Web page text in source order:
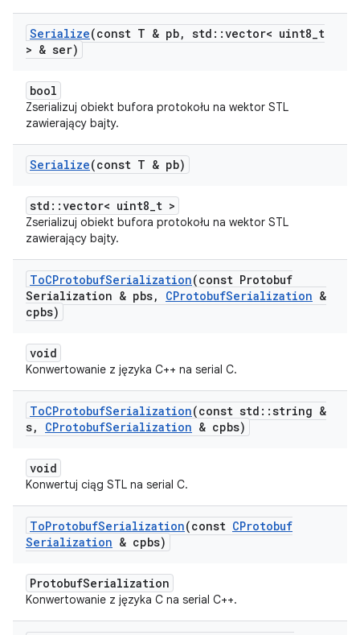
Serialize(const T & pb, std ::vector< uint8_t
> & ser)
bool
Zserializuj obiekt bufora protokołu na wektor STL
zawierający bajty.
Serialize(const T & pb)
std::vector< uint8_t >
Zserializuj obiekt bufora protokołu na wektor STL
zawierający bajty.
ToCProtobufSerialization(const Protobuf
Serialization & pbs, CProtobufSerialization &
cpbs)
void
Konwertowanie z języka C++ na serial C.
ToCProtobufSerialization(const std ::string &
s, CProtobufSerialization & cpbs)
void
Konwertuj ciąg STL na serial C.
ToProtobufSerialization(const CProtobuf
Serialization & cpbs)
ProtobufSerialization
Konwertowanie z języka C na serial C++.